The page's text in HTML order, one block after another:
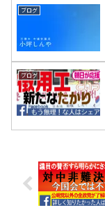
ブログ
ブログ